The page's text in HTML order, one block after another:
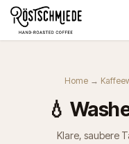
Zum Inhalt springen
Home→
💧
Klare, saubere